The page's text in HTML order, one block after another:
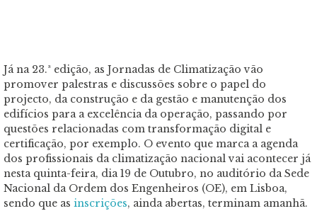
Já na 23.ª edição, as Jornadas de Climatização vão
promover palestras e discussões sobre o papel do
projecto, da construção e da gestão e manutenção dos
edifícios para a excelência da operação, passando por
questões relacionadas com transformação digital e
certificação, por exemplo. O evento que marca a agenda
dos profissionais da climatização nacional vai acontecer já
nesta quinta-feira, dia 19 de Outubro, no auditório da Sede
Nacional da Ordem dos Engenheiros (OE), em Lisboa,
sendo que as inscrições, ainda abertas, terminam amanhã.